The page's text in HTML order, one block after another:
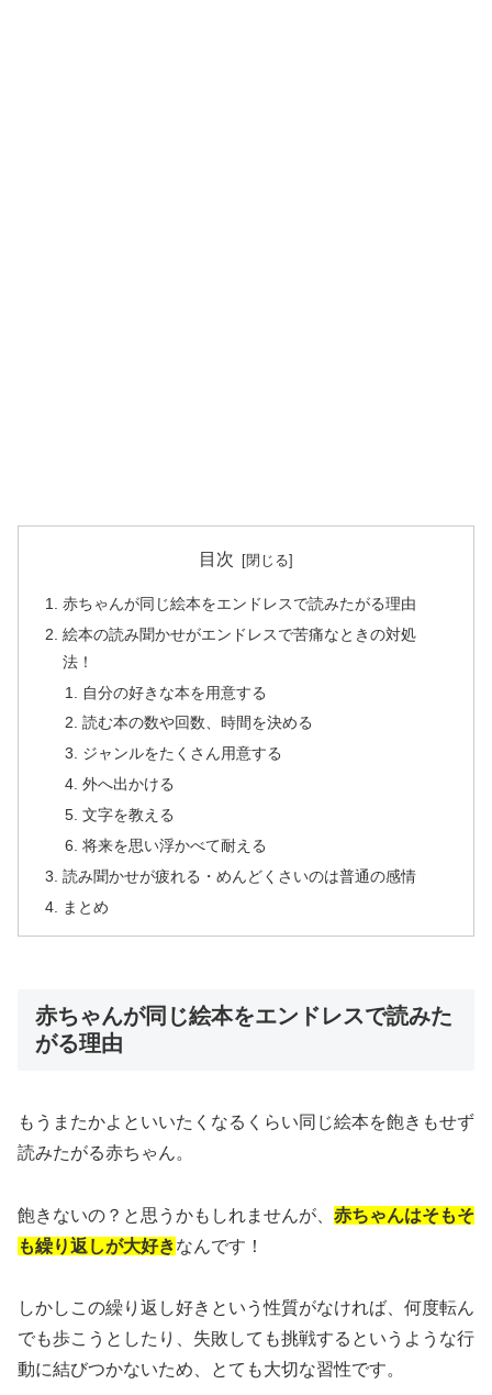
目次
赤ちゃんが同じ絵本をエンドレスで読みたがる理由
絵本の読み聞かせがエンドレスで苦痛なときの対処
法！
自分の好きな本を用意する
読む本の数や回数、時間を決める
ジャンルをたくさん用意する
外へ出かける
文字を教える
将来を思い浮かべて耐える
読み聞かせが疲れる・めんどくさいのは普通の感情
まとめ
赤ちゃんが同じ絵本をエンドレスで読みた
がる理由
もうまたかよといいたくなるくらい同じ絵本を飽きもせず
読みたがる赤ちゃん。
飽きないの？と思うかもしれませんが、 赤ちゃんはそもそ
も繰り返しが大好きなんです！
しかしこの繰り返し好きという性質がなければ、何度転ん
でも歩こうとしたり、失敗しても挑戦するというような行
動に結びつかないため、とても大切な習性です。